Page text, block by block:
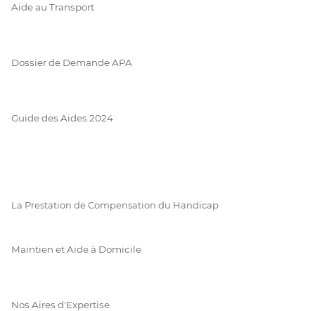
Aide au Transport
Dossier de Demande APA
Guide des Aides 2024
La Prestation de Compensation du Handicap
Maintien et Aide à Domicile
Nos Aires d'Expertise